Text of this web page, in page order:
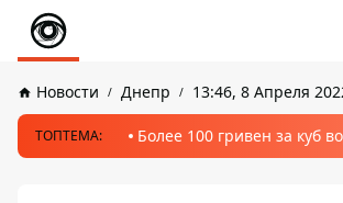
Новости Днепр 13:46, 8 Апреля
ТОПТЕМА: Более 100 гривен за куб